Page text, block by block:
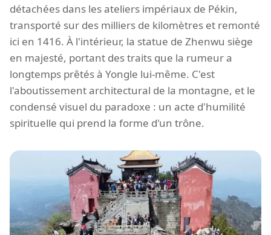
détachées dans les ateliers impériaux de Pékin,
transporté sur des milliers de kilomètres et remonté
ici en 1416. À l'intérieur, la statue de Zhenwu siège
en majesté, portant des traits que la rumeur a
longtemps prêtés à Yongle lui-même. C'est
l'aboutissement architectural de la montagne, et le
condensé visuel du paradoxe : un acte d'humilité
spirituelle qui prend la forme d'un trône.